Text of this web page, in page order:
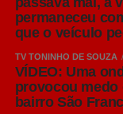
consumido no
toda a produção
Sua principal
refrescância, leve
tornando-a
permaneceu
que o veículo
TV TONINHO DE SOUZA
VÍDEO: Uma
provocou medo
bairro São